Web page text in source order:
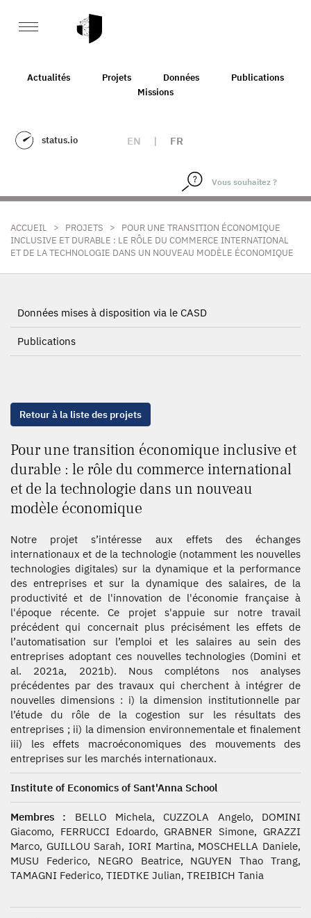
Actualités Projets Données
Publications
Missions
status.io EN | FR
ACCUEIL > PROJETS >
POUR UNE TRANSITION ÉCONOMIQUE
INCLUSIVE ET DURABLE : LE RÔLE DU COMMERCE INTERNATIONAL
ET DE LA TECHNOLOGIE DANS UN NOUVEAU MODÈLE ÉCONOMIQUE
Données mises à disposition via le CASD
Publications
Retour à la liste des projets
Pour une transition économique inclusive et
durable : le rôle du commerce international
et de la technologie dans un nouveau
modèle économique
Notre projet s’intéresse aux effets des échanges
internationaux et de la technologie (notamment les nouvelles
technologies digitales) sur la dynamique et la performance
des entreprises et sur la dynamique des salaires, de la
productivité et de l'innovation de l'économie française à
l'époque récente. Ce projet s'appuie sur notre travail
précédent qui concernait plus précisément les effets de
l’automatisation sur l’emploi et les salaires au sein des
entreprises adoptant ces nouvelles technologies (Domini et
al. 2021a, 2021b). Nous complétons nos analyses
précédentes par des travaux qui cherchent à intégrer de
nouvelles dimensions : i) la dimension institutionnelle par
l’étude du rôle de la cogestion sur les résultats des
entreprises ; ii) la dimension environnementale et finalement
iii) les effets macroéconomiques des mouvements des
entreprises sur les marchés internationaux.
Institute of Economics of Sant'Anna School
Membres : BELLO Michela, CUZZOLA Angelo, DOMINI
Giacomo, FERRUCCI Edoardo, GRABNER Simone, GRAZZI
Marco, GUILLOU Sarah, IORI Martina, MOSCHELLA Daniele,
MUSU Federico, NEGRO Beatrice, NGUYEN Thao Trang,
TAMAGNI Federico, TIEDTKE Julian, TREIBICH Tania